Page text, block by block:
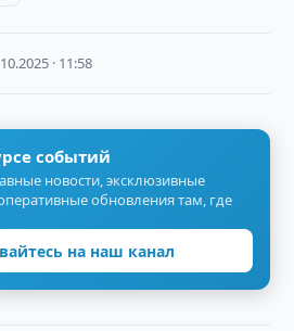
· 11:58
событий
новости, эксклюзивные
обновления там, где
на наш канал